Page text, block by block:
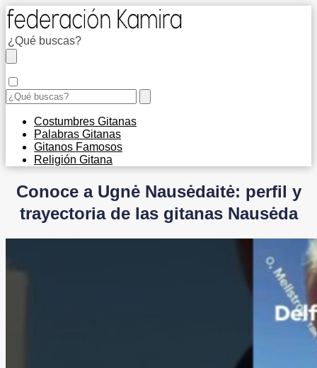
Costumbres Gitanas
Palabras Gitanas
Gitanos Famosos
Religión Gitana
Conoce a Ugnė Nausėdaitė: perfil y
trayectoria de las gitanas Nausėda